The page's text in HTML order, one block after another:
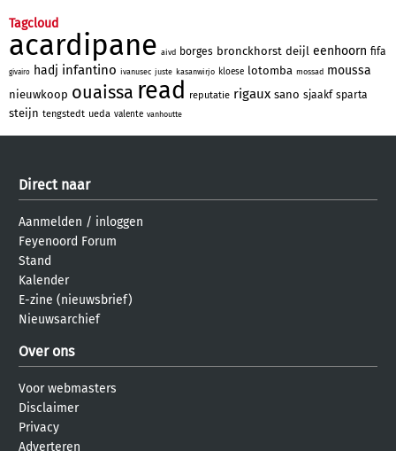
Tagcloud
acardipane aivd borges bronckhorst deijl eenhoorn fifa
givairo hadj infantino ivanusec juste kasanwirjo kloese lotomba mossad moussa
nieuwkoop ouaissa read reputatie rigaux sano sjaakf sparta
steijn tengstedt ueda valente vanhoutte
Direct naar
Aanmelden / inloggen
Feyenoord Forum
Stand
Kalender
E-zine (nieuwsbrief)
Nieuwsarchief
Over ons
Voor webmasters
Disclaimer
Privacy
Adverteren